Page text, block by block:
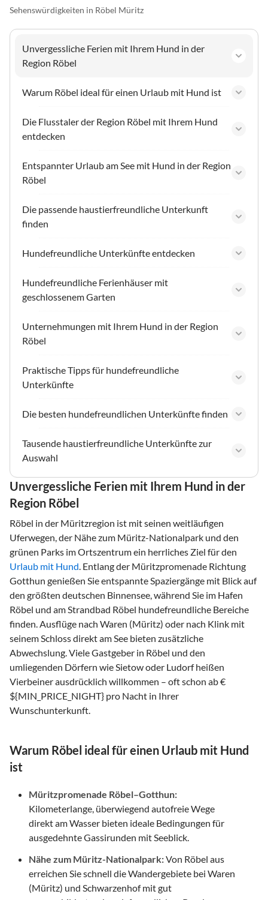
Sehenswürdigkeiten in Röbel Müritz
Unvergessliche Ferien mit Ihrem Hund in der
Region Röbel
Warum Röbel ideal für einen Urlaub mit Hund ist
Die Flusstaler der Region Röbel mit Ihrem Hund
entdecken
Entspannter Urlaub am See mit Hund in der Region
Röbel
Die passende haustierfreundliche Unterkunft
finden
Hundefreundliche Unterkünfte entdecken
Hundefreundliche Ferienhäuser mit
geschlossenem Garten
Unternehmungen mit Ihrem Hund in der Region
Röbel
Praktische Tipps für hundefreundliche
Unterkünfte
Die besten hundefreundlichen Unterkünfte finden
Tausende haustierfreundliche Unterkünfte zur
Auswahl
Unvergessliche Ferien mit Ihrem Hund in der
Region Röbel
Röbel in der Müritzregion ist mit seinen weitläufigen
Uferwegen, der Nähe zum Müritz-Nationalpark und den
grünen Parks im Ortszentrum ein herrliches Ziel für den
Urlaub mit Hund. Entlang der Müritzpromenade Richtung
Gotthun genießen Sie entspannte Spaziergänge mit Blick auf
den größten deutschen Binnensee, während Sie im Hafen
Röbel und am Strandbad Röbel hundefreundliche Bereiche
finden. Ausflüge nach Waren (Müritz) oder nach Klink mit
seinem Schloss direkt am See bieten zusätzliche
Abwechslung. Viele Gastgeber in Röbel und den
umliegenden Dörfern wie Sietow oder Ludorf heißen
Vierbeiner ausdrücklich willkommen – oft schon ab €
${MIN_PRICE_NIGHT} pro Nacht in Ihrer
Wunschunterkunft.
Warum Röbel ideal für einen Urlaub mit Hund
ist
Müritzpromenade Röbel–Gotthun:
Kilometerlange, überwiegend autofreie Wege
direkt am Wasser bieten ideale Bedingungen für
ausgedehnte Gassi­runden mit Seeblick.
Nähe zum Müritz-Nationalpark:Von Röbel aus
erreichen Sie schnell die Wandergebiete bei Waren
(Müritz) und Schwarzenhof mit gut